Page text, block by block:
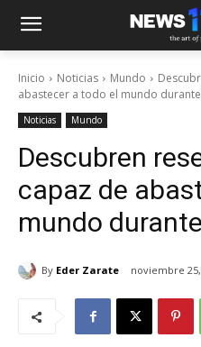
Inicio Noticias Mundo
abastecer a todo el mundo
Noticias Mundo
Descubren
capaz de
mundo
By Eder Zarate noviembre